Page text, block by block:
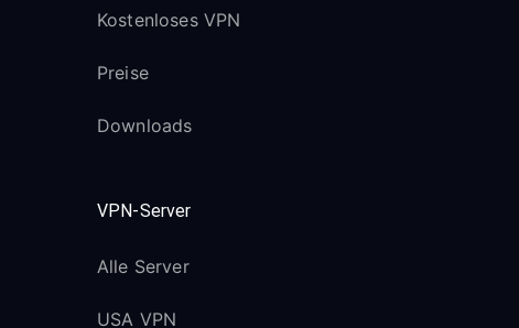
Kostenloses VPN
Preise
Downloads
VPN-Server
Alle Server
USA VPN